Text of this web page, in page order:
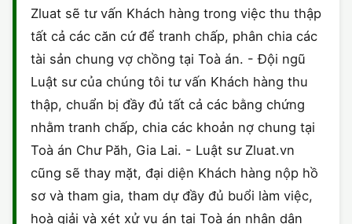
Zluat sẽ tư vấn Khách hàng trong việc thu thập
tất cả các căn cứ để tranh chấp, phân chia các
tài sản chung vợ chồng tại Toà án. - Đội ngũ
Luật sư của chúng tôi tư vấn Khách hàng thu
thập, chuẩn bị đầy đủ tất cả các bằng chứng
nhằm tranh chấp, chia các khoản nợ chung tại
Toà án Chư Păh, Gia Lai. - Luật sư Zluat.vn
cũng sẽ thay mặt, đại diện Khách hàng nộp hồ
sơ và tham gia, tham dự đầy đủ buổi làm việc,
hoà giải và xét xử vụ án tại Toà án nhân dân